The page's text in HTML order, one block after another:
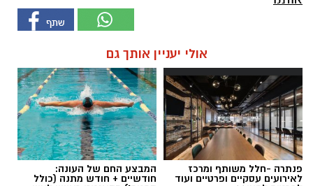
אולי יעניין אותך גם
פנתרה -חלל משותף ומרכז
לאירועים עסקיים ופרטיים ועוד
המבצע החם של העונה:
חודשיים + חודש מתנה (כולל